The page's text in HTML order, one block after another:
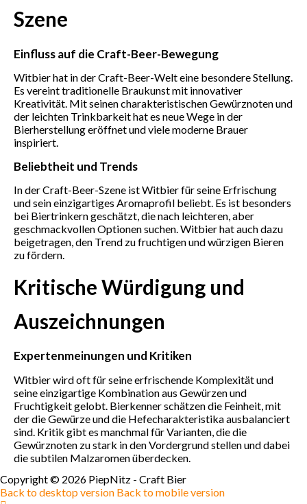
Szene
Einfluss auf die Craft-Beer-Bewegung
Witbier hat in der Craft-Beer-Welt eine besondere Stellung.
Es vereint traditionelle Braukunst mit innovativer
Kreativität. Mit seinen charakteristischen Gewürznoten und
der leichten Trinkbarkeit hat es neue Wege in der
Bierherstellung eröffnet und viele moderne Brauer
inspiriert.
Beliebtheit und Trends
In der Craft-Beer-Szene ist Witbier für seine Erfrischung
und sein einzigartiges Aromaprofil beliebt. Es ist besonders
bei Biertrinkern geschätzt, die nach leichteren, aber
geschmackvollen Optionen suchen. Witbier hat auch dazu
beigetragen, den Trend zu fruchtigen und würzigen Bieren
zu fördern.
Kritische Würdigung und
Auszeichnungen
Expertenmeinungen und Kritiken
Witbier wird oft für seine erfrischende Komplexität und
seine einzigartige Kombination aus Gewürzen und
Fruchtigkeit gelobt. Bierkenner schätzen die Feinheit, mit
der die Gewürze und die Hefecharakteristika ausbalanciert
sind. Kritik gibt es manchmal für Varianten, die die
Gewürznoten zu stark in den Vordergrund stellen und dabei
die subtilen Malzaromen überdecken.
Copyright © 2026 PiepNitz - Craft Bier
Back to desktop version Back to mobile version